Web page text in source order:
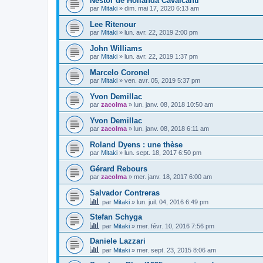
par Mitaki » dim. mai 17, 2020 6:13 am
Lee Ritenour
par Mitaki » lun. avr. 22, 2019 2:00 pm
John Williams
par Mitaki » lun. avr. 22, 2019 1:37 pm
Marcelo Coronel
par Mitaki » ven. avr. 05, 2019 5:37 pm
Yvon Demillac
par zacolma » lun. janv. 08, 2018 10:50 am
Yvon Demillac
par zacolma » lun. janv. 08, 2018 6:11 am
Roland Dyens : une thèse
par Mitaki » lun. sept. 18, 2017 6:50 pm
Gérard Rebours
par zacolma » mer. janv. 18, 2017 6:00 am
Salvador Contreras
par Mitaki » lun. juil. 04, 2016 6:49 pm
Stefan Schyga
par Mitaki » mer. févr. 10, 2016 7:56 pm
Daniele Lazzari
par Mitaki » mer. sept. 23, 2015 8:06 am